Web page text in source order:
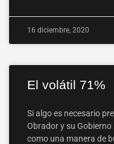
16 diciembre, 2020
El volátil 71%
Si algo es necesario
Obrador y su Gobierno
como una manera de